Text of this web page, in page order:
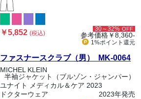
￥5,852(税込)
30～32% OFF
参考価格￥8,360-
1%ポイント 還元
ファスナースクラブ（男） MK-0064
MICHEL KLEIN
半袖ジャケット（ブルゾン・ジャンパー）
ユナイト メディカル＆ケア 2023
ドクターウェア
2023年発売